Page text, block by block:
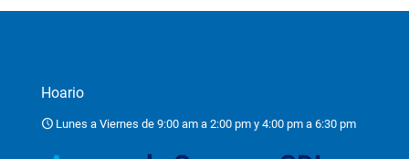
Hoario
Lunes a Viernes de 9:00 am a 2:00 pm y 4:00 pm a 6:30 pm